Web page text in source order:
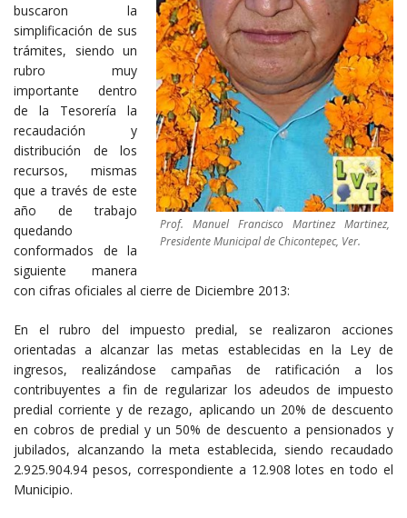
Prof. Manuel Francisco Martinez Martinez,
Presidente Municipal de Chicontepec, Ver.
buscaron la
simplificación de sus
trámites, siendo un
rubro muy
importante dentro
de la Tesorería la
recaudación y
distribución de los
recursos, mismas
que a través de este
año de trabajo
quedando
conformados de la
siguiente manera
con cifras oficiales al cierre de Diciembre 2013:
En el rubro del impuesto predial, se realizaron acciones
orientadas a alcanzar las metas establecidas en la Ley de
ingresos, realizándose campañas de ratificación a los
contribuyentes a fin de regularizar los adeudos de impuesto
predial corriente y de rezago, aplicando un 20% de descuento
en cobros de predial y un 50% de descuento a pensionados y
jubilados, alcanzando la meta establecida, siendo recaudado
2.925.904.94 pesos, correspondiente a 12.908 lotes en todo el
Municipio.